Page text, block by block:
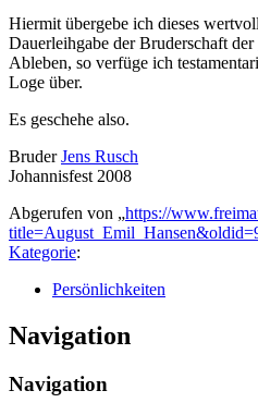
Hiermit übergebe ich dieses
Dauerleihgabe der Bruderschaft der
Ableben, so verfüge ich
Loge über.
Es geschehe also.
BruderJens Rusch
Johannisfest 2008
Abgerufen von „https://
Kategorie:
Persönlichkeiten
Navigation
Navigation